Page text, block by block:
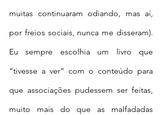
muitas continuaram odiando, mas aí,
por freios sociais, nunca me disseram).
Eu sempre escolhia um livro que
“tivesse a ver” com o conteúdo para
que associações pudessem ser feitas,
muito mais do que as malfadadas